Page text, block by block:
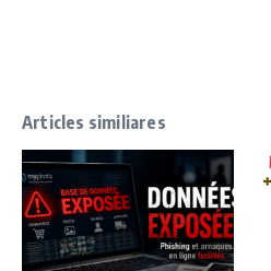
Articles similiares